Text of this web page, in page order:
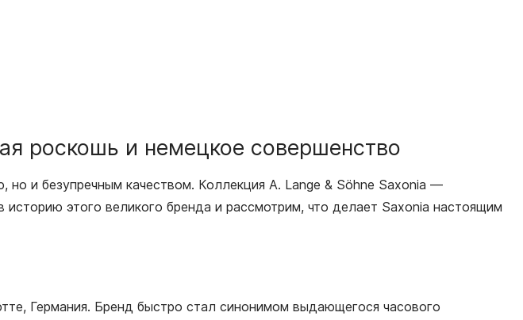
роскошь и немецкое совершенство
но и безупречным качеством. Коллекция A. Lange & Söhne Saxonia —
этого великого бренда и рассмотрим, что делает Saxonia настоящим
Германия. Бренд быстро стал синонимом выдающегося часового